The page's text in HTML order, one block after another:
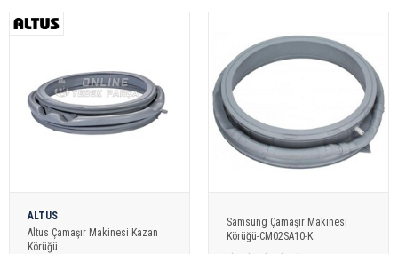
ALTUS
Altus Çamaşır Makinesi Kazan
Körüğü
Samsung Çamaşır Makinesi
Körüğü-CM02SA10-K